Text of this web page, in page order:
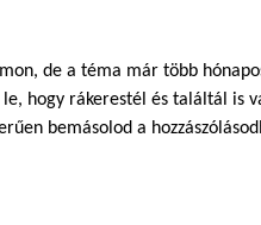
de a téma már több
hogy rákerestél és találtál is
bemásolod a